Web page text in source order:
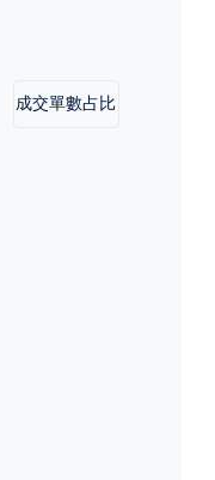
成交單數占比